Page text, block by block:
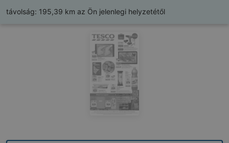
távolság: 195,39 km az Ön jelenlegi helyzetétől